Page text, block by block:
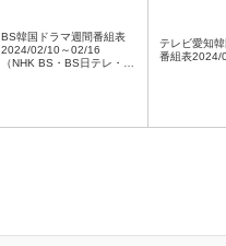
BS韓国ドラマ週間番組表
2024/02/10～02/16
（NHK BS・BS日テレ・
テレビ愛知
番組表2024/